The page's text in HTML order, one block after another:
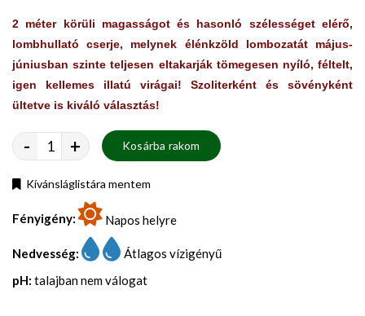
2 méter körüli magasságot és hasonló szélességet elérő,
lombhullató cserje, melynek élénkzöld lombozatát május-
júniusban szinte teljesen eltakarják tömegesen nyíló, féltelt,
igen kellemes illatú virágai! Szoliterként és sövényként
ültetve is kiváló választás!
- + Kosárba rakom
Kívánsláglistára mentem
Fényigény: Napos helyre
Nedvesség:
Átlagos vízigényű
pH: talajban nem válogat